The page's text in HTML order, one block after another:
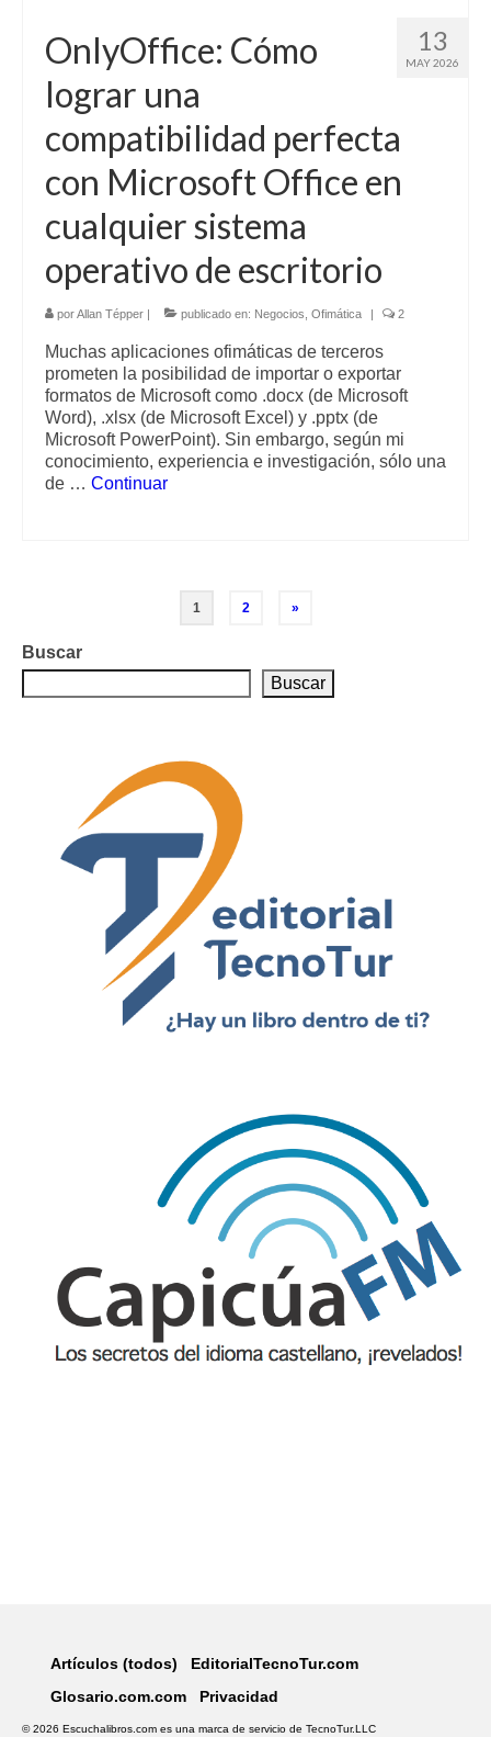
13
MAY 2026
OnlyOffice: Cómo
lograr una
compatibilidad perfecta
con Microsoft Office en
cualquier sistema
operativo de escritorio
porAllan Tépper publicado en: Negocios Ofimática 2
Muchas aplicaciones ofimáticas de terceros
prometen la posibilidad de importar o exportar
formatos de Microsoft como .docx (de Microsoft
Word), .xlsx (de Microsoft Excel) y .pptx (de
Microsoft PowerPoint). Sin embargo, según mi
conocimiento, experiencia e investigación, sólo una
de … Continuar
de
entradas
1 2 »
Buscar
Buscar
Artículos (todos)
EditorialTecnoTur.com
Glosario.com.com
Privacidad
© 2026 Escuchalibros.com es una marca de servicio de TecnoTur.LLC